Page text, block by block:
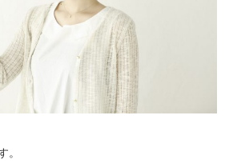
。